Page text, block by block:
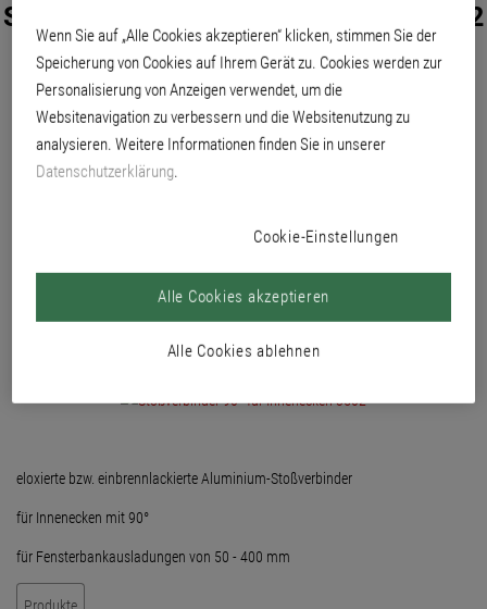
Stoßverbinder 90° für Innenecken 3502
Zur Verbindung einzelner Fensterbankstücke bei Innenecken.
eloxierte bzw. einbrennlackierte Aluminium-Stoßverbinder
für Innenecken mit 90°
für Fensterbankausladungen von 50 - 400 mm
Wenn Sie auf „Alle Cookies akzeptieren“ klicken, stimmen Sie der
Speicherung von Cookies auf Ihrem Gerät zu. Cookies werden zur
Personalisierung von Anzeigen verwendet, um die
Websitenavigation zu verbessern und die Websitenutzung zu
analysieren. Weitere Informationen finden Sie in unserer
Datenschutzerklärung.
Cookie-Einstellungen
Alle Cookies ablehnen
Alle Cookies akzeptieren